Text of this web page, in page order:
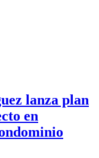
lanza plan
en